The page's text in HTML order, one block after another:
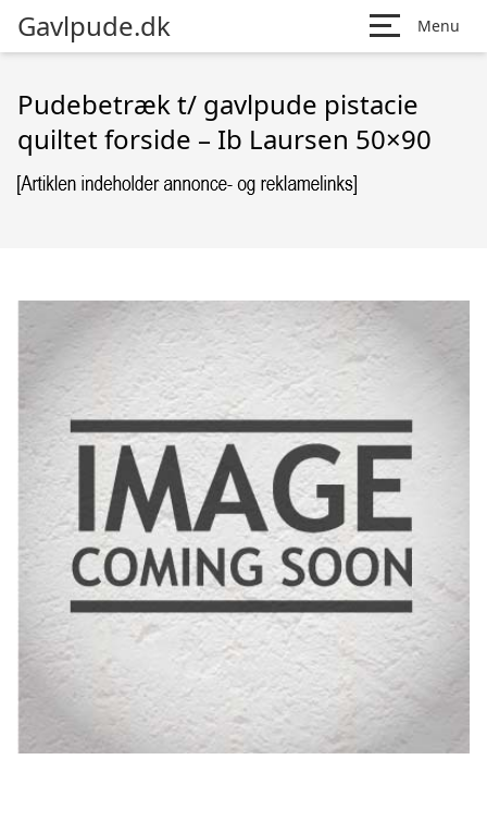
Gavlpude.dk Menu
Pudebetræk t/ gavlpude pistacie
quiltet forside – Ib Laursen 50×90